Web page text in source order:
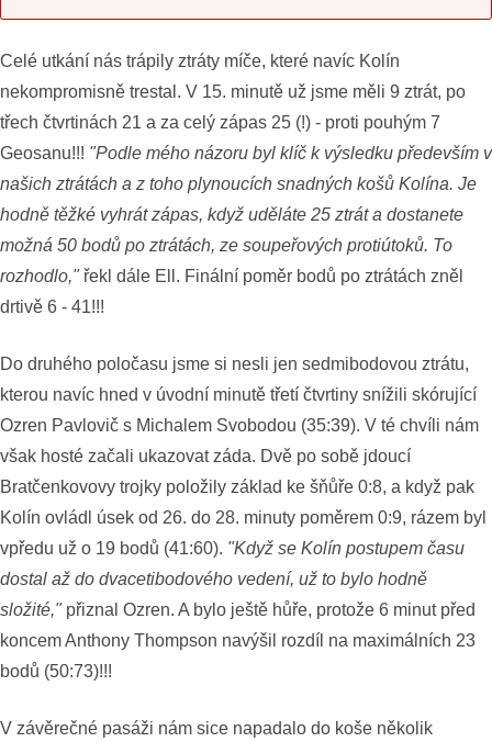
Celé utkání nás trápily ztráty míče, které navíc Kolín
nekompromisně trestal. V 15. minutě už jsme měli 9 ztrát, po
třech čtvrtinách 21 a za celý zápas 25 (!) - proti pouhým 7
Geosanu!!! "Podle mého názoru byl klíč k výsledku především v
našich ztrátách a z toho plynoucích snadných košů Kolína. Je
hodně těžké vyhrát zápas, když uděláte 25 ztrát a dostanete
možná 50 bodů po ztrátách, ze soupeřových protiútoků. To
rozhodlo," řekl dále Ell. Finální poměr bodů po ztrátách zněl
drtivě 6 - 41!!!
Do druhého poločasu jsme si nesli jen sedmibodovou ztrátu,
kterou navíc hned v úvodní minutě třetí čtvrtiny snížili skórující
Ozren Pavlovič s Michalem Svobodou (35:39). V té chvíli nám
však hosté začali ukazovat záda. Dvě po sobě jdoucí
Bratčenkovovy trojky položily základ ke šňůře 0:8, a když pak
Kolín ovládl úsek od 26. do 28. minuty poměrem 0:9, rázem byl
vpředu už o 19 bodů (41:60). "Když se Kolín postupem času
dostal až do dvacetibodového vedení, už to bylo hodně
složité," přiznal Ozren. A bylo ještě hůře, protože 6 minut před
koncem Anthony Thompson navýšil rozdíl na maximálních 23
bodů (50:73)!!!
V závěrečné pasáži nám sice napadalo do koše několik